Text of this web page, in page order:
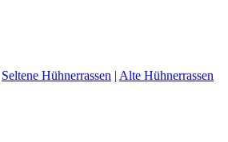
Seltene Hühnerrassen Alte Hühnerrassen